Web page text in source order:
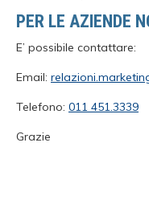
PER LE AZIENDE
E’ possibile contattare:
Email:
Telefono: 011 451.3339
Grazie